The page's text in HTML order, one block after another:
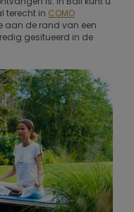
terecht in COMO
aan de rand van een
gesitueerd in de